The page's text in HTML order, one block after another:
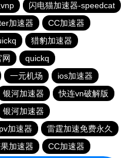
闪电猫加速器-speedcat
加速器
CC加速器
猎豹加速器
网
quickq
一元机场
ios加速器
银河加速器
快连vn破解版
银河加速器
加速器
雷霆加速免费永久
加速器 CC加速器